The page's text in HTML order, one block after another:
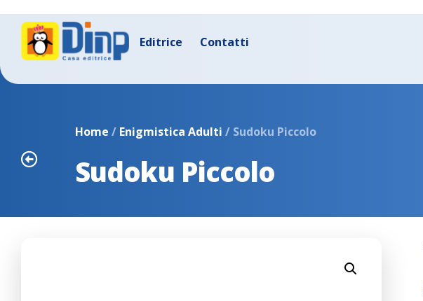
Editrice Contatti
Home / Enigmistica Adulti / Sudoku Piccolo
Sudoku Piccolo